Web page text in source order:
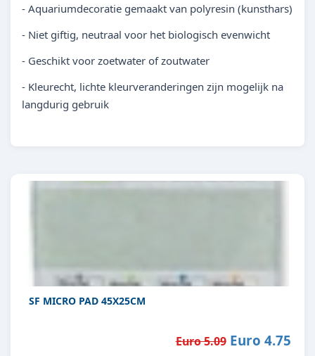
- Aquariumdecoratie gemaakt van polyresin (kunsthars)
- Niet giftig, neutraal voor het biologisch evenwicht
- Geschikt voor zoetwater of zoutwater
- Kleurecht, lichte kleurveranderingen zijn mogelijk na
langdurig gebruik
SF MICRO PAD 45X25CM
Euro 5.09Euro 4.75